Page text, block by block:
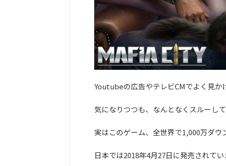
Youtubeの広告やテレビCMでよく見か
気になりつつも、なんとなくスルーし
実はこのゲーム、全世界で1,000万ダウ
日本では2018年4月27日に発売されてい